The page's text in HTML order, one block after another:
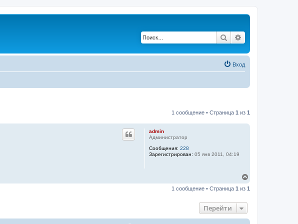
Поиск
Вход
1 сообщение • Страница 1 из 1
admin
Администратор
Сообщения: 228
Зарегистрирован: 05 янв 2011, 04:19
р
1 сообщение • Страница 1 из 1
Перейти